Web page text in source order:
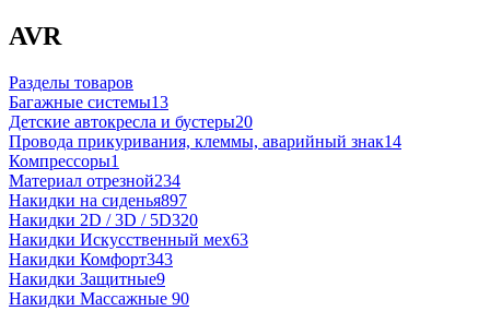
AVR
Разделы товаров
Багажные системы13
Детские автокресла и бустеры20
Провода прикуривания, клеммы, аварийный знак14
Компрессоры1
Материал отрезной234
Накидки на сиденья897
Накидки 2D / 3D / 5D320
Накидки Искусственный мех63
Накидки Комфорт343
Накидки Защитные9
Накидки Массажные 90